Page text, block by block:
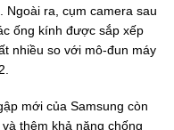
Ngoài ra, cụm camera sau
ống kính được sắp xếp
nhiều so với mô-đun máy
mới của Samsung còn
thêm khả năng chống